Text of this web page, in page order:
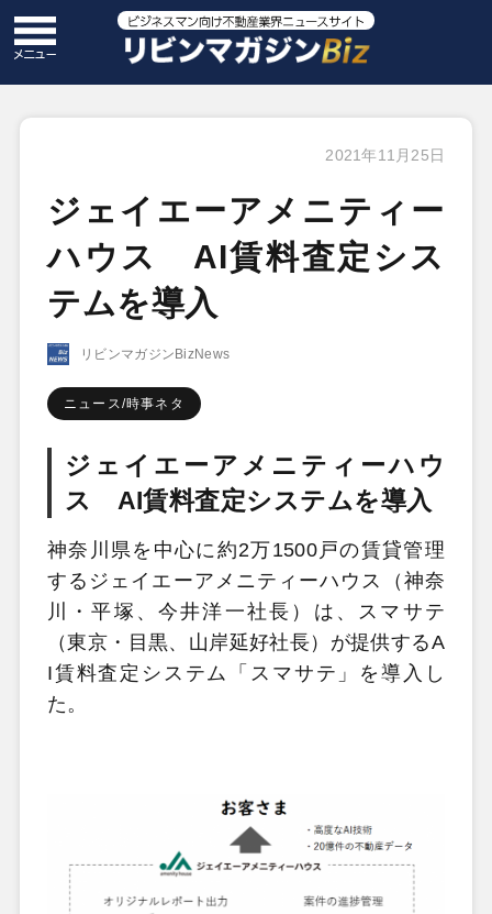
2021年11月25日
ジェイエーアメニティー
ハウス AI賃料査定シス
テムを導入
リビンマガジンBizNews
ニュース/時事ネタ
ジェイエーアメニティーハウ
ス AI賃料査定システムを導入
神奈川県を中心に約2万1500戸の賃貸管理
するジェイエーアメニティーハウス（神奈
川・平塚、今井洋一社長）は、スマサテ
（東京・目黒、山岸延好社長）が提供するA
I賃料査定システム「スマサテ」を導入し
た。